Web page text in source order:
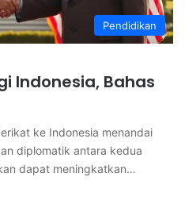
Pendidikan
Indonesia, Bahas
ke Indonesia menandai
diplomatik antara kedua
dapat meningkatkan…